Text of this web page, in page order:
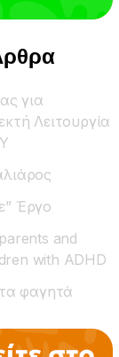
για
Λειτουργία
Έργο
and
with ADHD
φαγητά